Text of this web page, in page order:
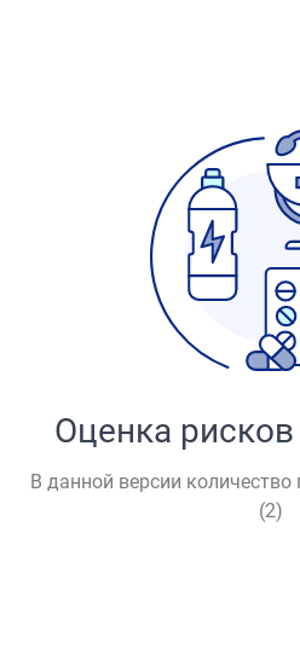
Оценка
В данной версии количество
(2)